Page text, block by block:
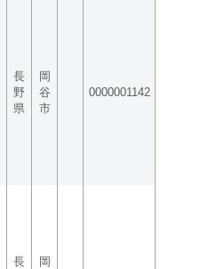
長
野
県
岡
谷
市
0000001142
長
岡